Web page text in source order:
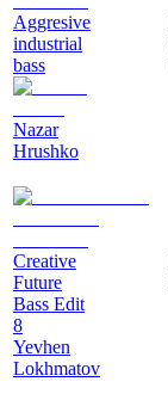
Aggresive
industrial
bass
Nazar
Hrushko
Creative
Future
Bass Edit
8
Yevhen
Lokhmatov